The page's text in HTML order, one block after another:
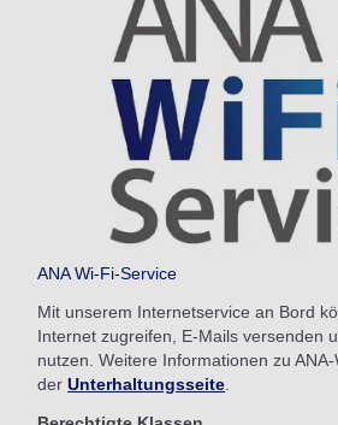
ANA Wi-Fi-Service
Mit unserem Internetservice an Bord
Internet zugreifen, E-Mails versenden
nutzen. Weitere Informationen zu
der Unterhaltungsseite